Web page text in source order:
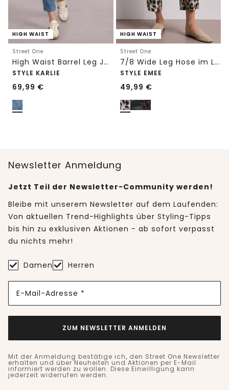
HIGH WAIST
Street One
High Waist Barrel Leg Jeans im Loose Fit
STYLE KARLIE
69,99 €
HIGH WAIST
Street One
7/8 Wide Leg Hose im Loose Fit mit Print
STYLE EMEE
49,99 €
Newsletter Anmeldung
Jetzt Teil der Newsletter-Community werden!
Bleibe mit unserem Newsletter auf dem Laufenden:
Von aktuellen Trend-Highlights über Styling-Tipps
bis hin zu exklusiven Aktionen - ab sofort verpasst
du nichts mehr!
Damen Herren
E-Mail-Adresse *
ZUM NEWSLETTER ANMELDEN
Mit der Anmeldung bestätige ich, den Street One Newsletter
erhalten und über Neuheiten und Aktionen per E-Mail
informiert werden zu wollen. Diese Einwilligung kann
jederzeit widerrufen werden.